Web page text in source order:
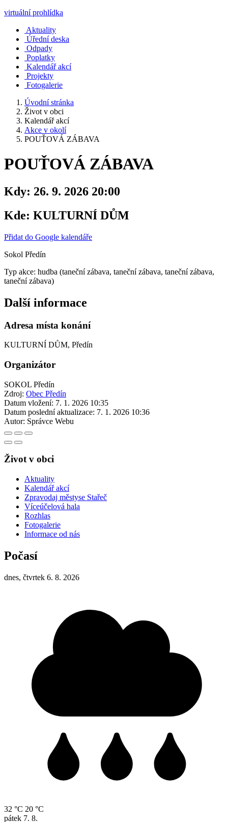
virtuální prohlídka
Aktuality
Úřední deska
Odpady
Poplatky
Kalendář akcí
Projekty
Fotogalerie
Úvodní stránka
Život v obci
Kalendář akcí
Akce v okolí
POUŤOVÁ ZÁBAVA
POUŤOVÁ ZÁBAVA
Kdy: 26. 9. 2026 20:00
Kde: KULTURNÍ DŮM
Přidat do Google kalendáře
Sokol Předín
Typ akce: hudba (taneční zábava, taneční zábava, taneční zábava,
taneční zábava)
Další informace
Adresa místa konání
KULTURNÍ DŮM, Předín
Organizátor
SOKOL Předín
Zdroj: Obec Předín
Datum vložení: 7. 1. 2026 10:35
Datum poslední aktualizace: 7. 1. 2026 10:36
Autor: Správce Webu
Život v obci
Aktuality
Kalendář akcí
Zpravodaj městyse Stařeč
Víceúčelová hala
Rozhlas
Fotogalerie
Informace od nás
Počasí
dnes, čtvrtek 6. 8. 2026
32 °C 20 °C
pátek 7. 8.